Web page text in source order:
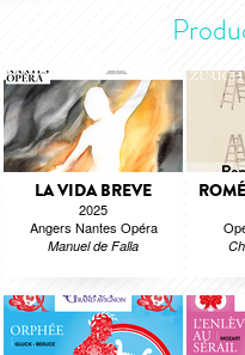
LA VIDA BREVE
2025
Angers Nantes Opéra
Manuel de Falla